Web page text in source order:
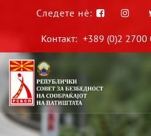
Следете нè:
Контакт: +389 (0)2 2700